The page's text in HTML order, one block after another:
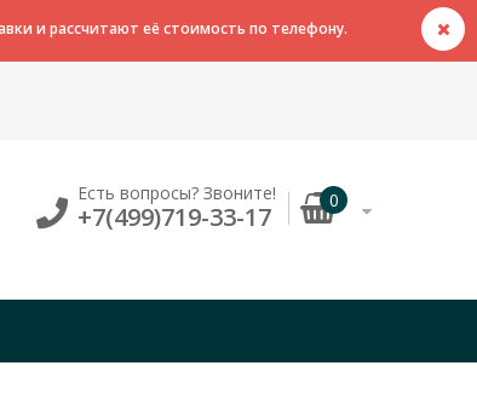
и рассчитают её стоимость по телефону.
Есть вопросы? Звоните!
+7(499)719-33-17
0